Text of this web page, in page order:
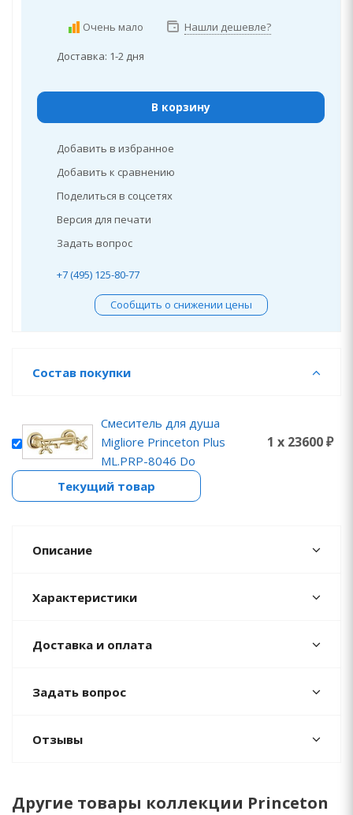
Очень мало Нашли дешевле?
Доставка: 1-2 дня
В корзину
Добавить в избранное
Добавить к сравнению
Поделиться в соцсетях
Версия для печати
Задать вопрос
+7 (495) 125-80-77
Сообщить о снижении цены
Состав покупки
Смеситель для душа
Migliore Princeton Plus
ML.PRP-8046 Do
1 x 23600 ₽
Текущий товар
Описание
Характеристики
Доставка и оплата
Задать вопрос
Отзывы
Другие товары коллекции Princeton